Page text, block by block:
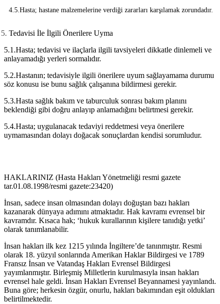
4.5.Hasta; hastane malzemelerine verdiği zararları karşılamak zorundadır.
Tedavisi İle İlgili Önerilere Uyma
5.1.Hasta; tedavisi ve ilaçlarla ilgili tavsiyeleri dikkatle dinlemeli ve
anlayamadığı yerleri sormalıdır.
5.2.Hastanın; tedavisiyle ilgili önerilere uyum sağlayamama durumu
söz konusu ise bunu sağlık çalışanına bildirmesi gerekir.
5.3.Hasta sağlık bakım ve taburculuk sonrası bakım planını
beklendiği gibi doğru anlayıp anlamadığını belirtmesi gerekir.
5.4.Hasta; uygulanacak tedaviyi reddetmesi veya önerilere
uymamasından dolayı doğacak sonuçlardan kendisi sorumludur.
HAKLARINIZ (Hasta Hakları Yönetmeliği resmi gazete
tar.01.08.1998/resmi gazete:23420)
İnsan, sadece insan olmasından dolayı doğuştan bazı hakları
kazanarak dünyaya adımını atmaktadır. Hak kavramı evrensel bir
kavramdır. Kısaca hak; ‘hukuk kurallarının kişilere tanıdığı yetki’
olarak tanımlanabilir.
İnsan hakları ilk kez 1215 yılında İngiltere’de tanınmıştır. Resmi
olarak 18. yüzyıl sonlarında Amerikan Haklar Bildirgesi ve 1789
Fransız İnsan ve Vatandaş Hakları Evrensel Bildirgesi
yayımlanmıştır. Birleşmiş Milletlerin kurulmasıyla insan hakları
evrensel hale geldi. İnsan Hakları Evrensel Beyannamesi yayınlandı.
Buna göre; herkesin özgür, onurlu, hakları bakımından eşit oldukları
belirtilmektedir.